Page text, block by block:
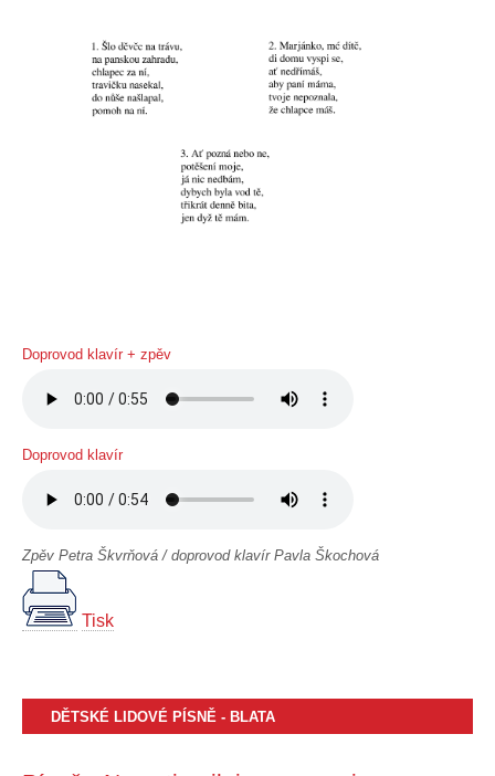
Doprovod klavír + zpěv
Doprovod klavír
Zpěv Petra Škvrňová / doprovod klavír Pavla Škochová
Tisk
DĚTSKÉ LIDOVÉ PÍSNĚ - BLATA